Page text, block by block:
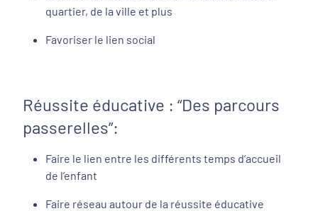
quartier, de la ville et plus
Favoriser le lien social
Réussite éducative : “Des parcours
passerelles”:
Faire le lien entre les différents temps d’accueil
de l’enfant
Faire réseau autour de la réussite éducative